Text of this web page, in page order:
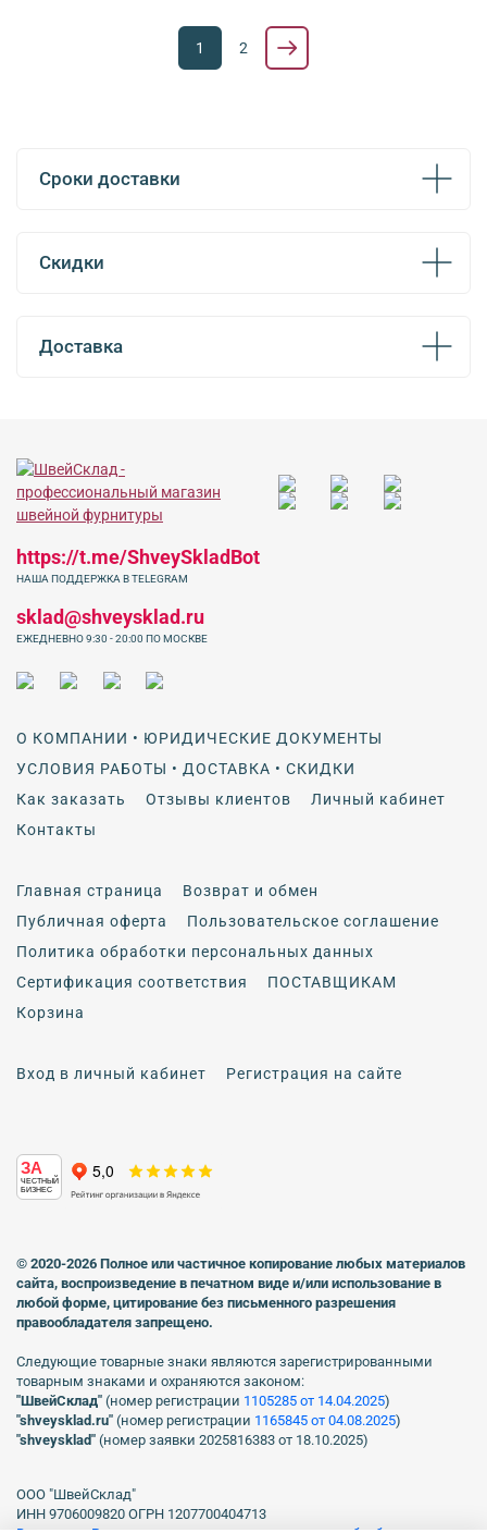
1 2
Сроки доставки
Скидки
Доставка
О КОМПАНИИ • ЮРИДИЧЕСКИЕ ДОКУМЕНТЫ
УСЛОВИЯ РАБОТЫ • ДОСТАВКА • СКИДКИ
Как заказать
Отзывы клиентов
Личный кабинет
Контакты
Главная страница
Возврат и обмен
Публичная оферта
Пользовательское соглашение
Политика обработки персональных данных
Сертификация соответствия
ПОСТАВЩИКАМ
Корзина
Вход в личный кабинет Регистрация на сайте
https://t.me/ShveySkladBot
НАША ПОДДЕРЖКА В TELEGRAM
sklad@shveysklad.ru
ЕЖЕДНЕВНО 9:30 - 20:00 ПО МОСКВЕ
ЗА
ЧЕСТНЫЙ
БИЗНЕС
© 2020-2026 Полное или частичное копирование любых материалов
сайта, воспроизведение в печатном виде и/или использование в
любой форме, цитирование без письменного разрешения
правообладателя запрещено.
Следующие товарные знаки являются зарегистрированными
товарным знаками и охраняются законом:
"ШвейСклад" (номер регистрации 1105285 от 14.04.2025)
"shveуsklad.ru" (номер регистрации 1165845 от 04.08.2025)
"shveysklad" (номер заявки 2025816383 от 18.10.2025)
ООО "ШвейСклад"
ИНН 9706009820 ОГРН 1207700404713